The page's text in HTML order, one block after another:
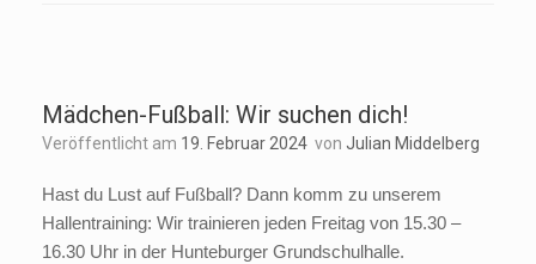
Mädchen-Fußball: Wir suchen dich!
Veröffentlicht am 19. Februar 2024 von Julian Middelberg
Hast du Lust auf Fußball? Dann komm zu unserem
Hallentraining: Wir trainieren jeden Freitag von 15.30 –
16.30 Uhr in der Hunteburger Grundschulhalle.